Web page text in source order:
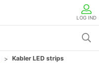
LOG IND
Kabler LED strips